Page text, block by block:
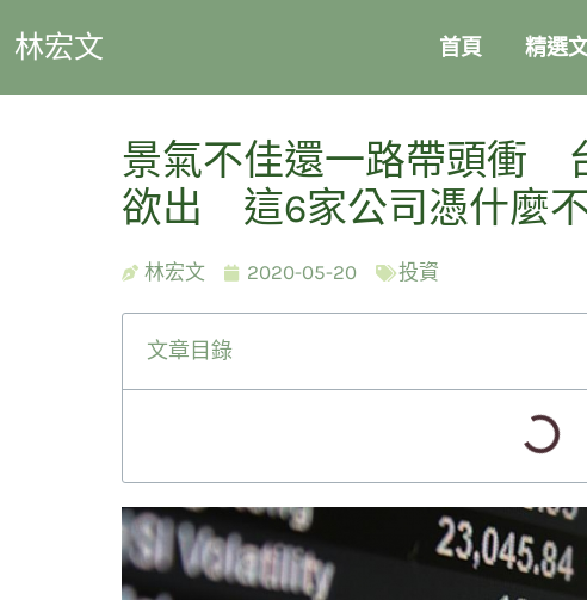
林宏文 首頁 精選
景氣不佳還一路帶頭衝
欲出 這6家公司憑什麼
林宏文 2020-05-20 投資
文章目錄